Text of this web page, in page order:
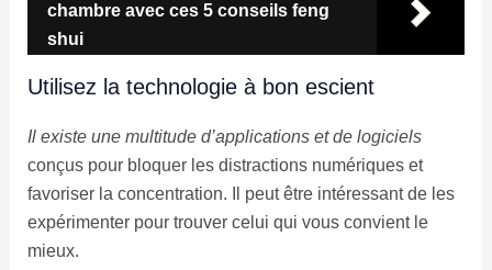
chambre avec ces 5 conseils feng
shui
Utilisez la technologie à bon escient
Il existe une multitude d’applications et de logiciels
conçus pour bloquer les distractions numériques et
favoriser la concentration. Il peut être intéressant de les
expérimenter pour trouver celui qui vous convient le
mieux.